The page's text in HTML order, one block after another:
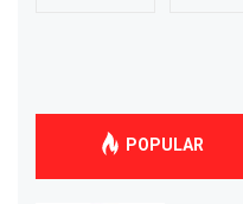
POPULAR